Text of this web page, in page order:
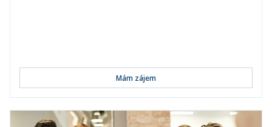
Mám zájem